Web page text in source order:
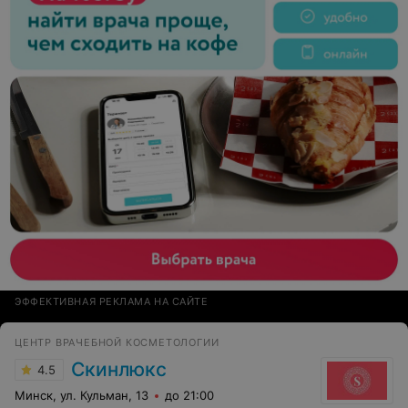
ЭФФЕКТИВНАЯ РЕКЛАМА НА САЙТЕ
ЦЕНТР ВРАЧЕБНОЙ КОСМЕТОЛОГИИ
4.5 Скинлюкс
Минск, ул. Кульман, 13 до 21:00